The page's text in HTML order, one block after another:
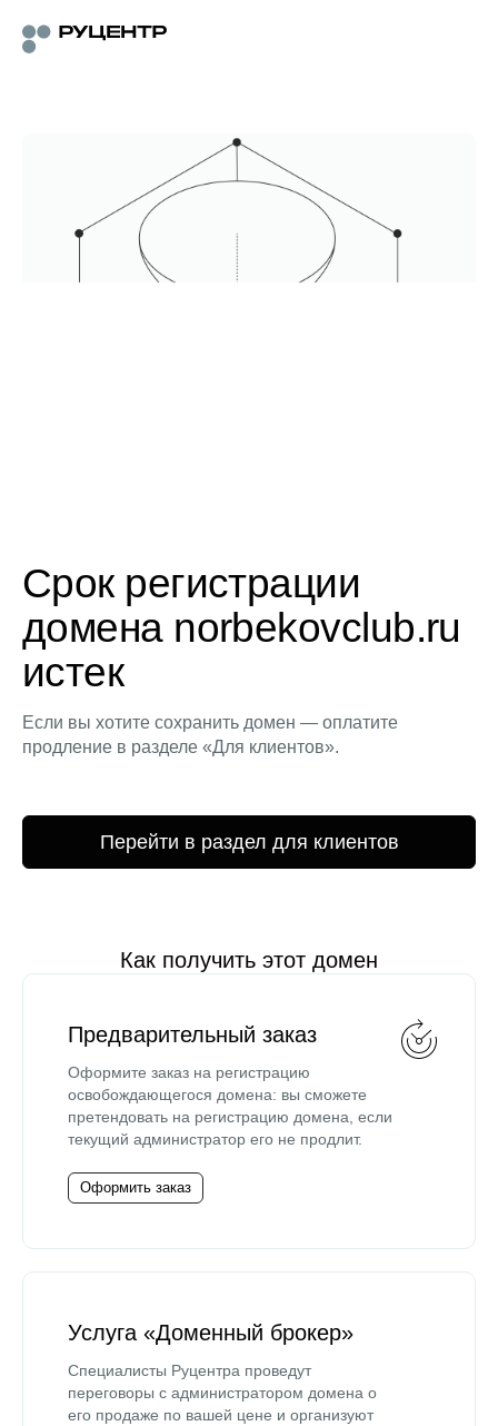
Срок регистрации
домена norbekovclub.ru
истек
Если вы хотите сохранить домен — оплатите
продление в разделе «Для клиентов».
Перейти в раздел для клиентов
Как получить этот домен
Предварительный заказ
Оформите заказ на регистрацию
освобождающегося домена: вы сможете
претендовать на регистрацию домена, если
текущий администратор его не продлит.
Оформить заказ
Услуга «Доменный брокер»
Специалисты Руцентра проведут
переговоры с администратором домена о
его продаже по вашей цене и организуют